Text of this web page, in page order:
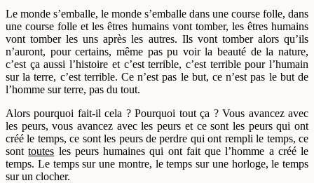
Le monde s’emballe, le monde s’emballe dans une course folle, dans
une course folle et les êtres humains vont tomber, les êtres humains
vont tomber les uns après les autres. Ils vont tomber alors qu’ils
n’auront, pour certains, même pas pu voir la beauté de la nature,
c’est ça aussi l’histoire et c’est terrible, c’est terrible pour l’humain
sur la terre, c’est terrible. Ce n’est pas le but, ce n’est pas le but de
l’homme sur terre, pas du tout.
Alors pourquoi fait-il cela ? Pourquoi tout ça ? Vous avancez avec
les peurs, vous avancez avec les peurs et ce sont les peurs qui ont
créé le temps, ce sont les peurs de perdre qui ont rempli le temps, ce
sonttoutes les peurs humaines qui ont fait que l’homme a créé le
temps. Le temps sur une montre, le temps sur une horloge, le temps
sur un clocher.